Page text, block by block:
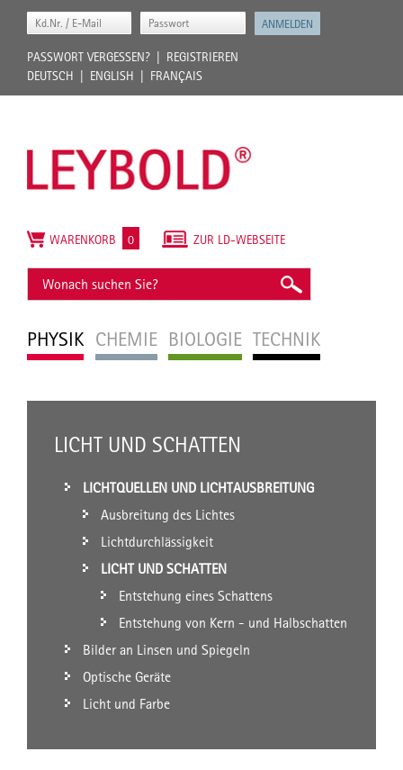
PASSWORT VERGESSEN?
REGISTRIEREN
DEUTSCH
ENGLISH FRANÇAIS
PHYSIK CHEMIE BIOLOGIE TECHNIK
ZUR LD-WEBSEITE
WARENKORB 0
LICHT UND SCHATTEN
LICHTQUELLEN UND LICHTAUSBREITUNG
Ausbreitung des Lichtes
Lichtdurchlässigkeit
LICHT UND SCHATTEN
Entstehung eines Schattens
Entstehung von Kern - und Halbschatten
Bilder an Linsen und Spiegeln
Optische Geräte
Licht und Farbe